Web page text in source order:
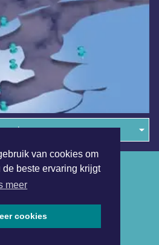
van cookies om
beste ervaring krijgt
meer
cookies
regio